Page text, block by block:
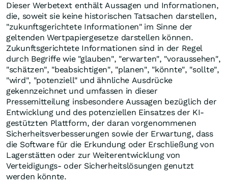
Dieser Werbetext enthält Aussagen und Informationen,
die, soweit sie keine historischen Tatsachen darstellen,
"zukunftsgerichtete Informationen" im Sinne der
geltenden Wertpapiergesetze darstellen können.
Zukunftsgerichtete Informationen sind in der Regel
durch Begriffe wie "glauben", "erwarten", "voraussehen",
"schätzen", "beabsichtigen", "planen", "könnte", "sollte",
"wird", "potenziell" und ähnliche Ausdrücke
gekennzeichnet und umfassen in dieser
Pressemitteilung insbesondere Aussagen bezüglich der
Entwicklung und des potenziellen Einsatzes der KI-
gestützten Plattform, der daran vorgenommenen
Sicherheitsverbesserungen sowie der Erwartung, dass
die Software für die Erkundung oder Erschließung von
Lagerstätten oder zur Weiterentwicklung von
Verteidigungs- oder Sicherheitslösungen genutzt
werden könnte.